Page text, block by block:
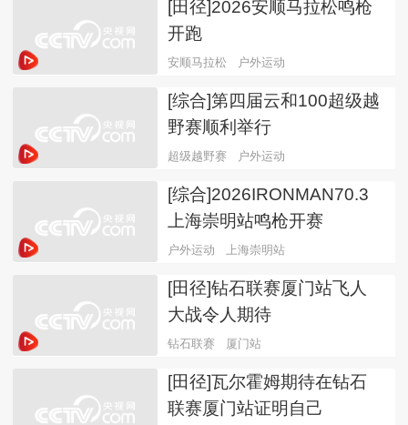
[田径]2026安顺马拉松鸣枪
开跑
安顺马拉松 户外运动
[综合]第四届云和100超级越
野赛顺利举行
超级越野赛 户外运动
[综合]2026IRONMAN70.3
上海崇明站鸣枪开赛
户外运动 上海崇明站
[田径]钻石联赛厦门站飞人
大战令人期待
钻石联赛 厦门站
[田径]瓦尔霍姆期待在钻石
联赛厦门站证明自己